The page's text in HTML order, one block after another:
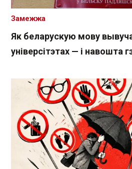
Як беларускую мову
універсітэтах — і навошта
Замежжа